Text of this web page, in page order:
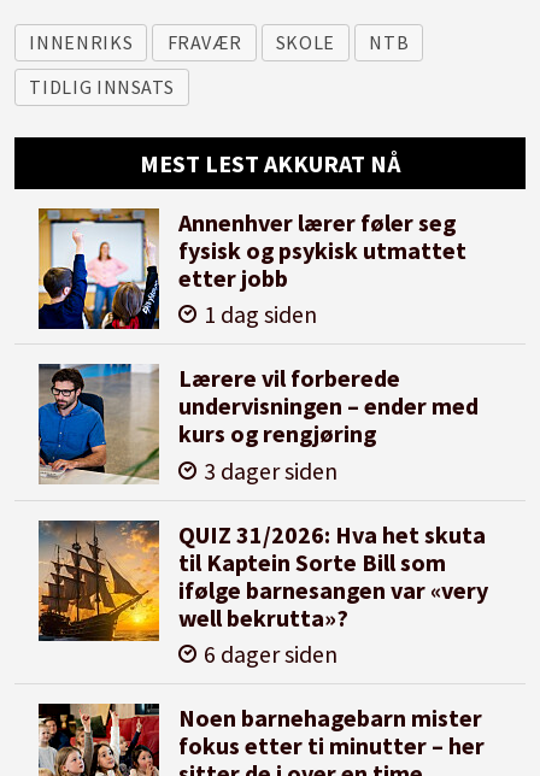
INNENRIKS FRAVÆR SKOLE
NTB
TIDLIG INNSATS
MEST LEST AKKURAT NÅ
Annenhver lærer føler seg
fysisk og psykisk utmattet
etter jobb
1 dag siden
Lærere vil forberede
undervisningen – ender med
kurs og rengjøring
3 dager siden
QUIZ 31/2026: Hva het skuta
til Kaptein Sorte Bill som
ifølge barnesangen var «very
well bekrutta»?
6 dager siden
Noen barnehagebarn mister
fokus etter ti minutter – her